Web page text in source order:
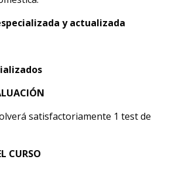
y actualizada
satisfactoriamente 1 test de
CURSO